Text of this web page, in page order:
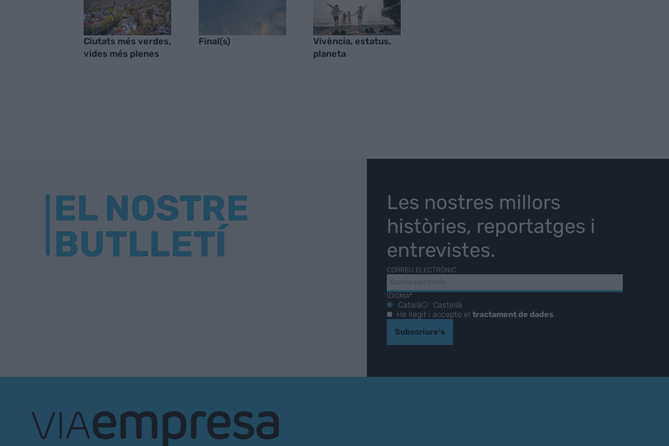
Ciutats més verdes,
vides més plenes
Final(s)
Vivència, estatus,
planeta
EL NOSTRE
BUTLLETÍ
Les nostres millors
històries, reportatges i
entrevistes.
CORREU ELECTRÒNIC
IDIOMA*
Català
Castellà
He llegit i accepto el tractament de dades.
Subscriure's